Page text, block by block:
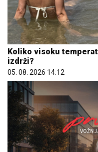
Koliko visoku
izdrži?
05. 08. 2026 14:12